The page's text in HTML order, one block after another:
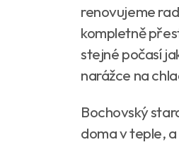
renovujeme
kompletně
stejné počasí
narážce na
Bochovský
doma v teple,